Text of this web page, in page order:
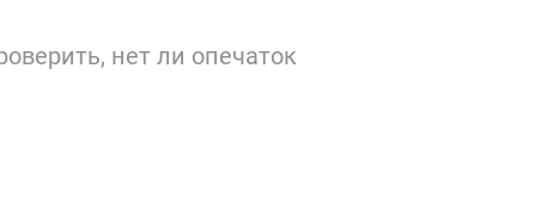
нет ли опечаток